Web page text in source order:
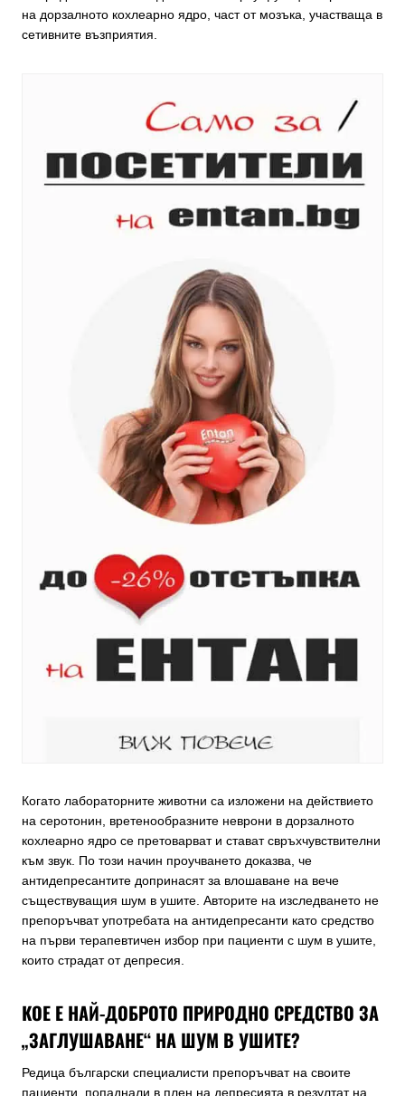
на дорзалното кохлеарно ядро, част от мозъка, участваща в
сетивните възприятия.
Когато лабораторните животни са изложени на действието
на серотонин, вретенообразните неврони в дорзалното
кохлеарно ядро се претоварват и стават свръхчувствителни
към звук. По този начин проучването доказва, че
антидепресантите допринасят за влошаване на вече
съществуващия шум в ушите. Авторите на изследването не
препоръчват употребата на антидепресанти като средство
на първи терапевтичен избор при пациенти с шум в ушите,
които страдат от депресия.
КОЕ Е НАЙ-ДОБРОТО ПРИРОДНО СРЕДСТВО ЗА
„ЗАГЛУШАВАНЕ“ НА ШУМ В УШИТЕ?
Редица български специалисти препоръчват на своите
пациенти, попаднали в плен на депресията в резултат на